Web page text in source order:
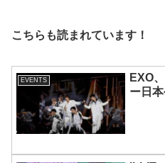
こちらも読まれています！
EVENTS
EXO
ー日